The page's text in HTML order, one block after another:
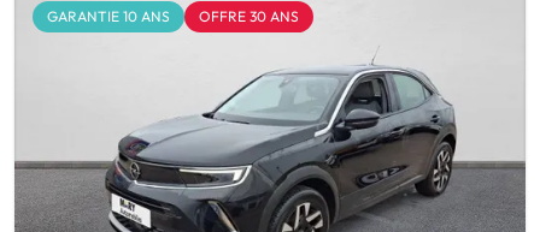
GARANTIE 10 ANS OFFRE 30 ANS